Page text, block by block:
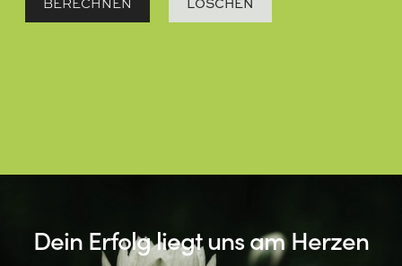
Dein Erfolg liegt uns am Herzen